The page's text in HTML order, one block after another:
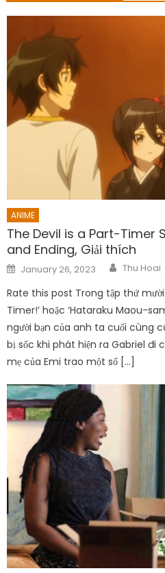
ANIME
The Devil is a Part-Timer
and Ending, Giải thích
Posted
on
January 26, 2023 Author
Thu Hoai
Rate this post Trong tập thứ
Timer!’ hoặc ‘Hataraku Maou-
người bạn của anh ta cuối cùng
bị sốc khi phát hiện ra Gabriel đi
mẹ của Emi trao một số […]